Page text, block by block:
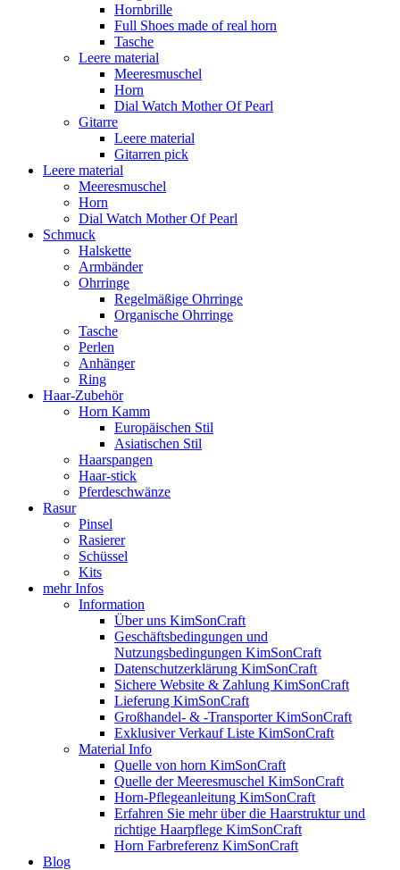
Hornbrille
Full Shoes made of real horn
Tasche
Leere material
Meeresmuschel
Horn
Dial Watch Mother Of Pearl
Gitarre
Leere material
Gitarren pick
Leere material
Meeresmuschel
Horn
Dial Watch Mother Of Pearl
Schmuck
Halskette
Armbänder
Ohrringe
Regelmäßige Ohrringe
Organische Ohrringe
Tasche
Perlen
Anhänger
Ring
Haar-Zubehör
Horn Kamm
Europäischen Stil
Asiatischen Stil
Haarspangen
Haar-stick
Pferdeschwänze
Rasur
Pinsel
Rasierer
Schüssel
Kits
mehr Infos
Information
Über uns KimSonCraft
Geschäftsbedingungen und
Nutzungsbedingungen KimSonCraft
Datenschutzerklärung KimSonCraft
Sichere Website & Zahlung KimSonCraft
Lieferung KimSonCraft
Großhandel- & -Transporter KimSonCraft
Exklusiver Verkauf Liste KimSonCraft
Material Info
Quelle von horn KimSonCraft
Quelle der Meeresmuschel KimSonCraft
Horn-Pflegeanleitung KimSonCraft
Erfahren Sie mehr über die Haarstruktur und
richtige Haarpflege KimSonCraft
Horn Farbreferenz KimSonCraft
Blog